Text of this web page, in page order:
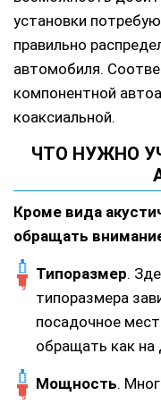
установки
правильно
автомобиля.
компонентной
коаксиальной.
ЧТО НУЖНО
Кроме вида
обращать
Типоразмер.
типоразмера
посадочное
обращать как на
Мощность.